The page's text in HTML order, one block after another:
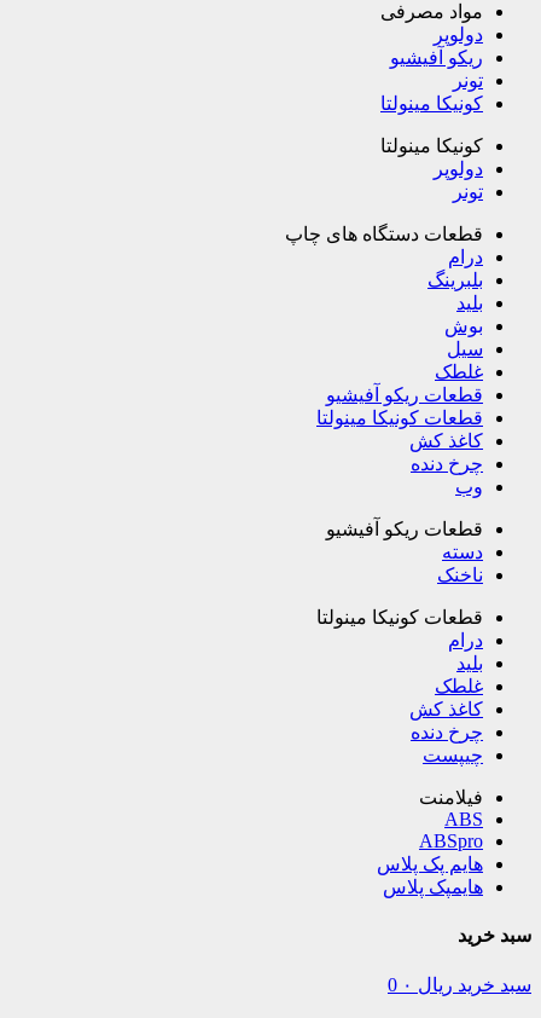
مواد مصرفی
دولوپر
ریکو آفیشیو
تونر
کونیکا مینولتا
کونیکا مینولتا
دولوپر
تونر
قطعات دستگاه های چاپ
درام
بلبرینگ
بلید
بوش
سیل
غلطک
قطعات ریکو آفیشیو
قطعات کونیکا مینولتا
کاغذ کش
چرخ دنده
وب
قطعات ریکو آفیشیو
دسته
ناخنک
قطعات کونیکا مینولتا
درام
بلید
غلطک
کاغذ کش
چرخ دنده
چیپست
فیلامنت
ABS
ABSpro
هایم پک پلاس
هایمپک پلاس
سبد خرید
سبد خرید ریال 0